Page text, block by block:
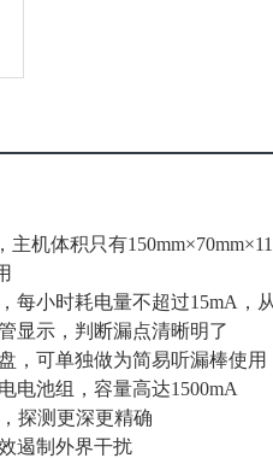
机体积只有
每小时耗电量不超过15mA，
显示，判断漏点清晰明了
，可单独做为简易听漏棒使用
电池组，容量高达1500mA
探测更深更精确
遏制外界干扰